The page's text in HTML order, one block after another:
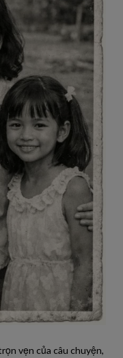
vẹn của câu chuyện,